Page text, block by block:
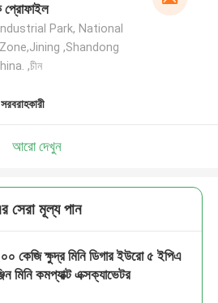
প্রোফাইল
Park, National
,Shandong
,চীন
আরো দেখুন
সেরা মূল্য পান
কেজি ক্ষুদ্র মিনি ডিগার ইউরো ৫ ইপিএ
মিনি কমপ্যাক্ট এক্সক্যাভেটর